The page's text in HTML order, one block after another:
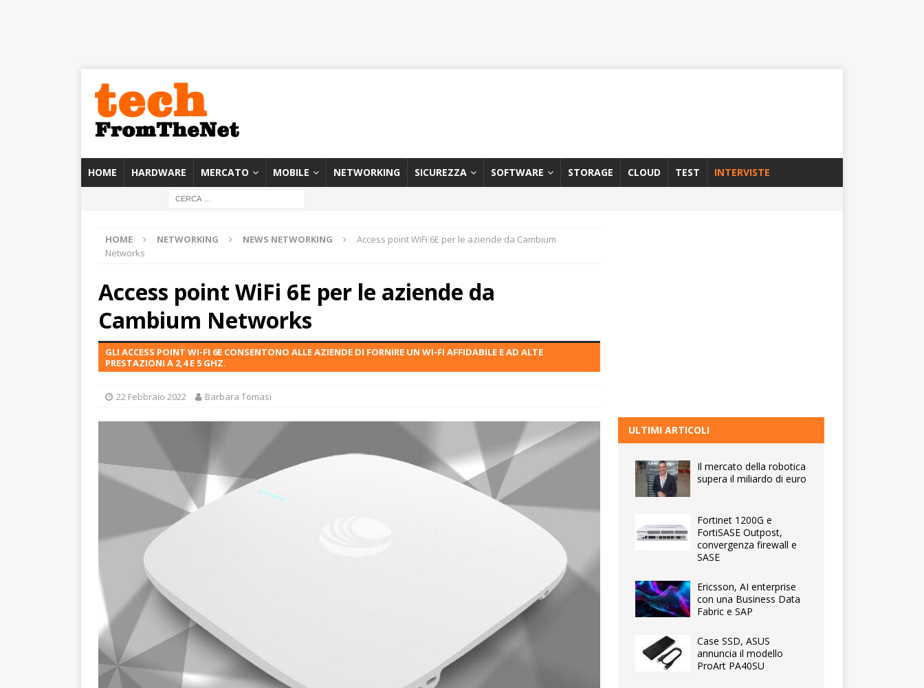
HOME HARDWARE MERCATO MOBILE NETWORKING SICUREZZA SOFTWARE STORAGE CLOUD TEST INTERVISTE
HOME NETWORKING NEWS NETWORKING
Access point WiFi 6E per le aziende da Cambium
Networks
Access point WiFi 6E per le aziende da
Cambium Networks
GLI ACCESS POINT WI-FI 6E CONSENTONO ALLE AZIENDE DI FORNIRE UN WI-FI AFFIDABILE E AD ALTE
PRESTAZIONI A 2,4 E 5 GHZ.
22 Febbraio 2022 Barbara Tomasi
ULTIMI ARTICOLI
Il mercato della robotica
supera il miliardo di euro
Fortinet 1200G e
FortiSASE Outpost,
convergenza firewall e
SASE
Ericsson, AI enterprise
con una Business Data
Fabric e SAP
Case SSD, ASUS
annuncia il modello
ProArt PA40SU